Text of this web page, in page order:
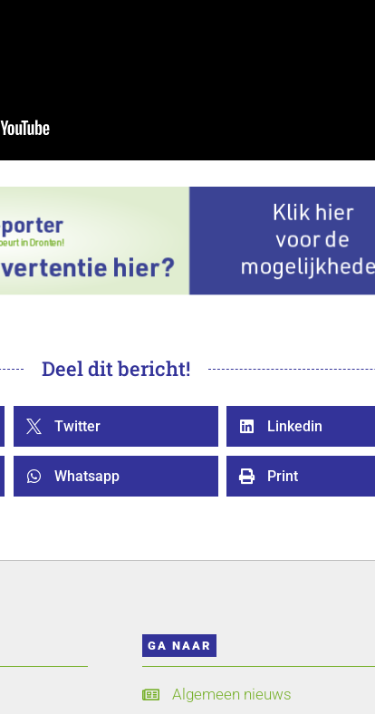
Deel dit bericht!
 Twitter  Linkedin
 Whatsapp  Print
GA NAAR
 Algemeen nieuws